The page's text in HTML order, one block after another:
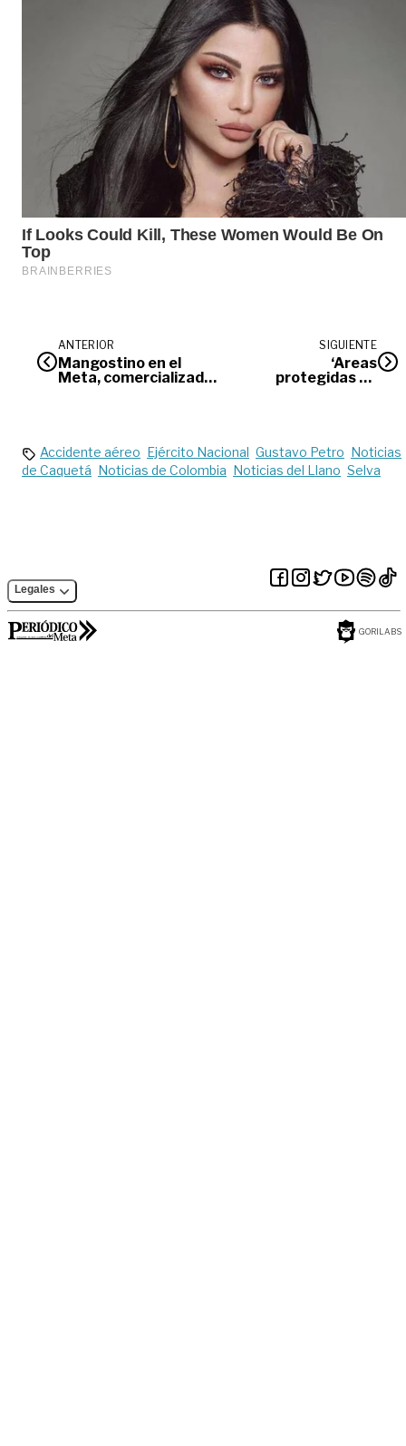
ANTERIOR
Mangostino en el
Meta, comercializado
SIGUIENTE
‘Áreas
protegidas no
Accidente aéreo Ejército Nacional Gustavo Petro Noticias
de Caquetá Noticias de Colombia Noticias del Llano Selva
Legales
GORILABS